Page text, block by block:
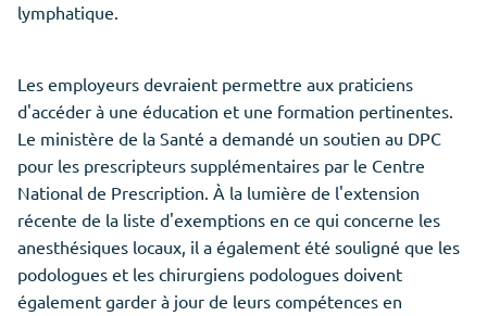
lymphatique.
Les employeurs devraient permettre aux praticiens
d'accéder à une éducation et une formation pertinentes.
Le ministère de la Santé a demandé un soutien au DPC
pour les prescripteurs supplémentaires par le Centre
National de Prescription. À la lumière de l'extension
récente de la liste d'exemptions en ce qui concerne les
anesthésiques locaux, il a également été souligné que les
podologues et les chirurgiens podologues doivent
également garder à jour de leurs compétences en